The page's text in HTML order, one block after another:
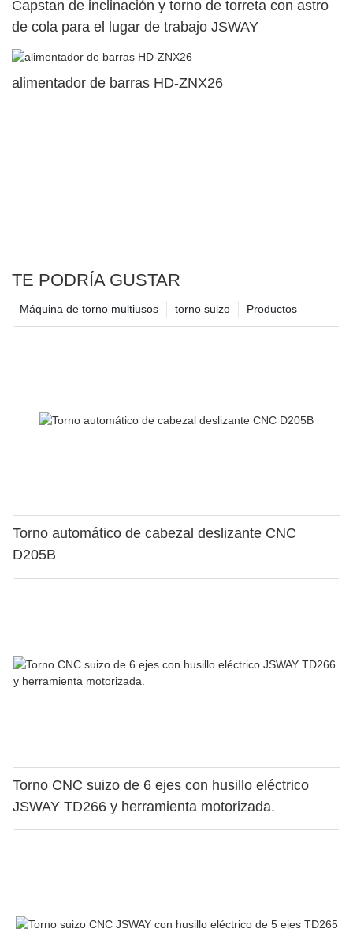
Capstan de inclinación y torno de torreta con astro
de cola para el lugar de trabajo JSWAY
alimentador de barras HD-ZNX26
TE PODRÍA GUSTAR
Productos
torno suizo
Máquina de torno multiusos
Torno automático de cabezal deslizante CNC
D205B
Torno CNC suizo de 6 ejes con husillo eléctrico
JSWAY TD266 y herramienta motorizada.